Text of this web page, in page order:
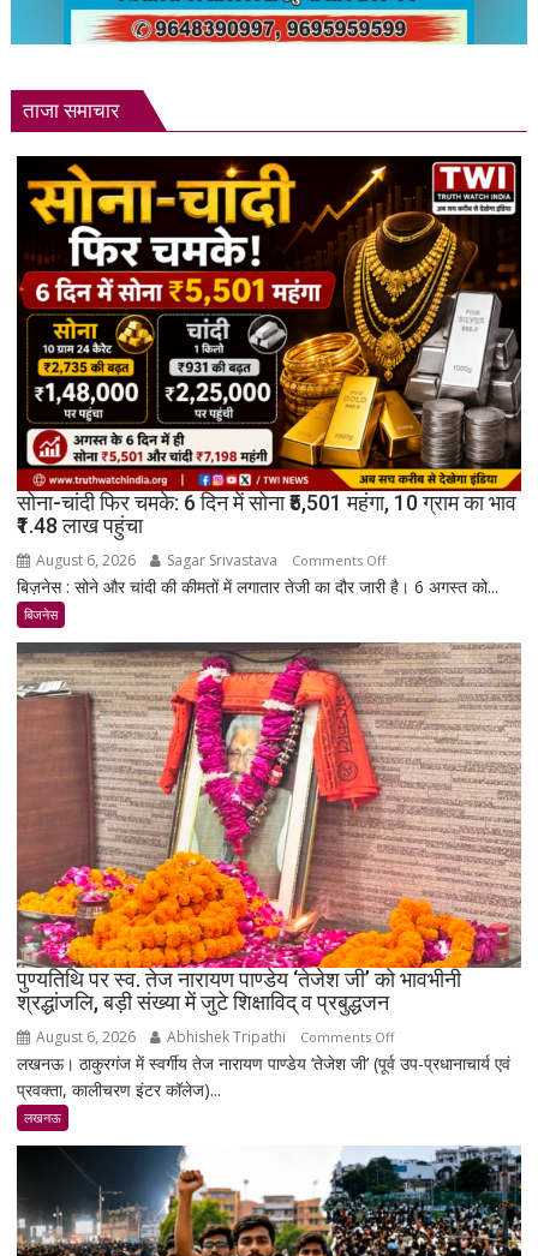
ताजा समाचार
सोना-चांदी फिर चमके: 6 दिन में सोना ₹5,501 महंगा, 10 ग्राम का भाव
₹1.48 लाख पहुंचा
August 6, 2026 Sagar Srivastava Comments Offon
सोना-
चमके:
6
दिन
में
सोना
₹5,501
महंगा,
10
ग्राम
का
भाव
₹1.48
लाख
पहुंचा
बिज़नेस : सोने और चांदी की कीमतों में लगातार तेजी का दौर जारी है। 6 अगस्त को...
बिजनेस
पुण्यतिथि पर स्व. तेज नारायण पाण्डेय ‘तेजेश जी’ को भावभीनी
श्रद्धांजलि, बड़ी संख्या में जुटे शिक्षाविद् व प्रबुद्धजन
August 6, 2026 Abhishek Tripathi Comments Offon
पुण्यतिथि
तेज
नारायण
पाण्डेय
‘तेजेश
जी’
लखनऊ। ठाकुरगंज में स्वर्गीय तेज नारायण पाण्डेय ‘तेजेश जी’ (पूर्व उप-प्रधानाचार्य एवं
प्रवक्ता, कालीचरण इंटर कॉलेज)...
लखनऊ